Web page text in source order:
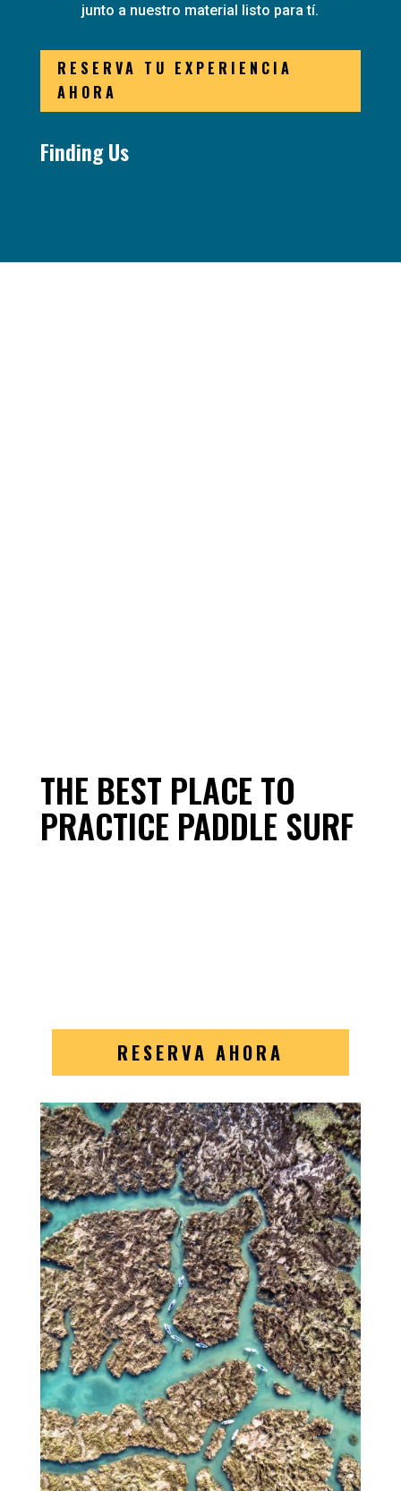
junto a nuestro material listo para tí.
RESERVA TU EXPERIENCIA
AHORA
Finding Us
THE BEST PLACE TO
PRACTICE PADDLE SURF
RESERVA AHORA